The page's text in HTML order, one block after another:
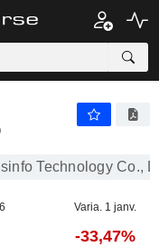
Technology Co.,
Varia. 1 janv.
-33,47%